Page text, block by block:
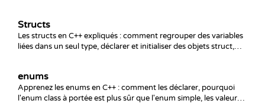
Structs
Les structs en C++ expliqués : comment regrouper des variables
liées dans un seul type, déclarer et initialiser des objets struct,
enums
Apprenez les enums en C++ : comment les déclarer, pourquoi
l'enum class à portée est plus sûr que l'enum simple, les valeurs